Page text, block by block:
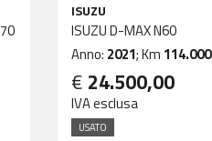
ISUZU
ISUZU D-MAX N60
Anno: 2021; Km 114.000
€ 24.500,00
IVA esclusa
USATO